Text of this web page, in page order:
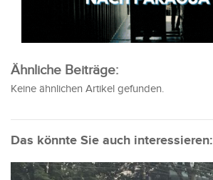
Ähnliche Beiträge:
Keine ähnlichen Artikel gefunden.
Das könnte Sie auch interessieren: